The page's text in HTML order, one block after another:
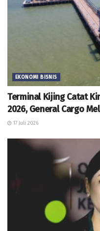
EKONOMI BISNIS
Terminal Kijing Catat
2026, General Cargo
17 Juli 2026